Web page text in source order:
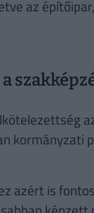
az
kormányzati
azért is